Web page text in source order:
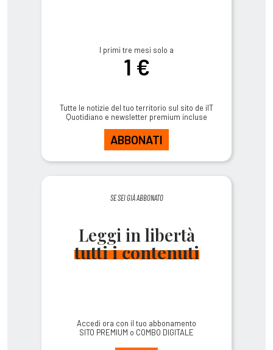
I primi tre mesi solo a
1 €
Tutte le notizie del tuo territorio sul sito de ilT
Quotidiano e newsletter premium incluse
ABBONATI
SE SEI GIÀ ABBONATO
Leggi in libertà
tutti i contenuti
Accedi ora con il tuo abbonamento
SITO PREMIUM o COMBO DIGITALE